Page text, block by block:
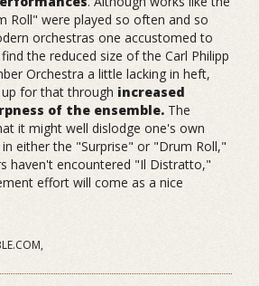
Roll" were played so often and so
orchestras one accustomed to
the reduced size of the Carl Philipp
Orchestra a little lacking in heft,
for that through increased
of the ensemble. The
it might well dislodge one's own
either the "Surprise" or "Drum Roll,"
haven't encountered "Il Distratto,"
effort will come as a nice